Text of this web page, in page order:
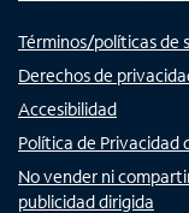
Términos/políticas de
Derechos de
Accesibilidad
Política de Privacidad
No vender ni
publicidad dirigida